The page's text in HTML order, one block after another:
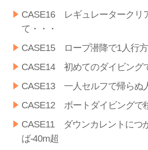
CASE16 レギュレータークリ
て・・・
CASE15 ロープ潜降で1人行
CASE14 初めてのダイビング
CASE13 一人セルフで帰らぬ
CASE12 ボートダイビングで
CASE11 ダウンカレントにつ
ば-40m超